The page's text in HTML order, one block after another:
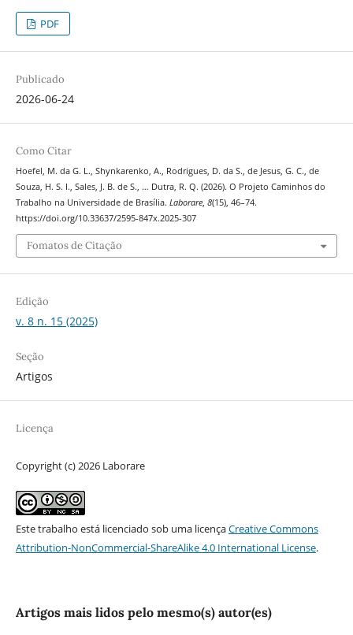
PDF
Publicado
2026-06-24
Como Citar
Hoefel, M. da G. L., Shynkarenko, A., Rodrigues, D. da S., de Jesus, G. C., de
Souza, H. S. I., Sales, J. B. de S., … Dutra, R. Q. (2026). O Projeto Caminhos do
Trabalho na Universidade de Brasília. Laborare, 8(15), 46–74.
https://doi.org/10.33637/2595-847x.2025-307
Fomatos de Citação
Edição
v. 8 n. 15 (2025)
Seção
Artigos
Licença
Copyright (c) 2026 Laborare
Este trabalho está licenciado sob uma licençaCreative Commons
Attribution-NonCommercial-ShareAlike 4.0 International License.
Artigos mais lidos pelo mesmo(s) autor(es)